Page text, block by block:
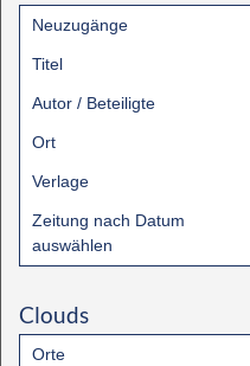
Neuzugänge
Titel
Autor / Beteiligte
Ort
Verlage
Zeitung nach Datum
auswählen
Clouds
Orte